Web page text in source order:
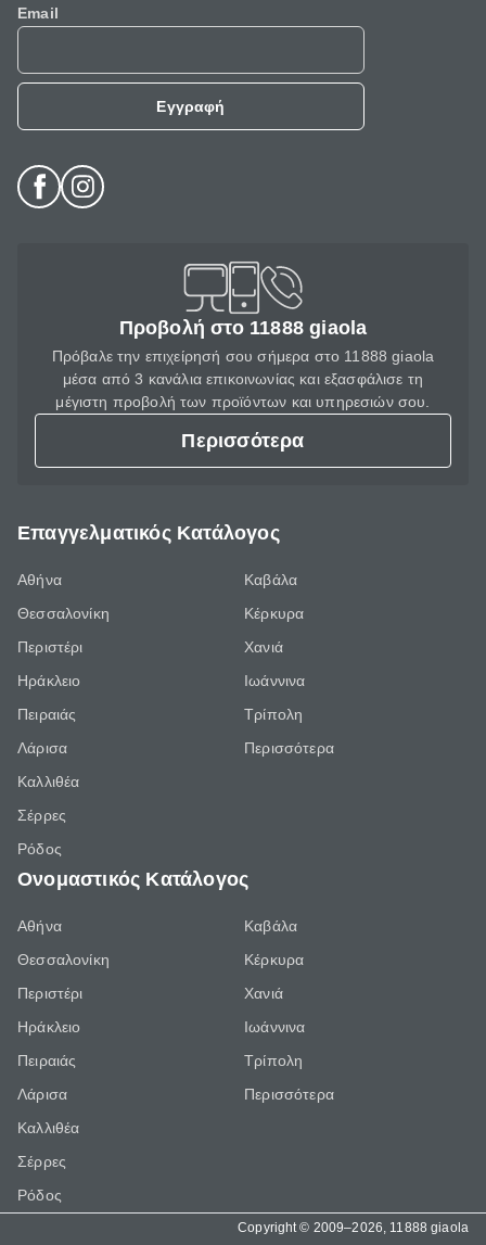
Email
Εγγραφή
Προβολή στο 11888 giaola
Πρόβαλε την επιχείρησή σου σήμερα στο 11888 giaola
μέσα από 3 κανάλια επικοινωνίας και εξασφάλισε τη
μέγιστη προβολή των προϊόντων και υπηρεσιών σου.
Περισσότερα
Επαγγελματικός Κατάλογος
Αθήνα
Θεσσαλονίκη
Περιστέρι
Ηράκλειο
Πειραιάς
Λάρισα
Καλλιθέα
Σέρρες
Ρόδος
Καβάλα
Κέρκυρα
Χανιά
Ιωάννινα
Τρίπολη
Περισσότερα
Ονομαστικός Κατάλογος
Αθήνα
Θεσσαλονίκη
Περιστέρι
Ηράκλειο
Πειραιάς
Λάρισα
Καλλιθέα
Σέρρες
Ρόδος
Καβάλα
Κέρκυρα
Χανιά
Ιωάννινα
Τρίπολη
Περισσότερα
Copyright © 2009–2026, 11888 giaola